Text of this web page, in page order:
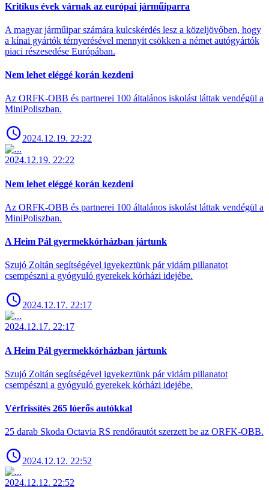
Kritikus évek várnak az európai járműiparra
A magyar járműipar számára kulcskérdés lesz a közeljövőben, hogy
a kínai gyártók térnyerésével mennyit csökken a német autógyártók
piaci részesedése Európában.
Nem lehet eléggé korán kezdeni
Az ORFK-OBB és partnerei 100 általános iskolást láttak vendégül a
MiniPoliszban.
2024.12.19. 22:22
2024.12.19. 22:22
Nem lehet eléggé korán kezdeni
Az ORFK-OBB és partnerei 100 általános iskolást láttak vendégül a
MiniPoliszban.
A Heim Pál gyermekkórházban jártunk
Szujó Zoltán segítségével igyekeztünk pár vidám pillanatot
csempészni a gyógyuló gyerekek kórházi idejébe.
2024.12.17. 22:17
2024.12.17. 22:17
A Heim Pál gyermekkórházban jártunk
Szujó Zoltán segítségével igyekeztünk pár vidám pillanatot
csempészni a gyógyuló gyerekek kórházi idejébe.
Vérfrissítés 265 lóerős autókkal
25 darab Skoda Octavia RS rendőrautót szerzett be az ORFK-OBB.
2024.12.12. 22:52
2024.12.12. 22:52